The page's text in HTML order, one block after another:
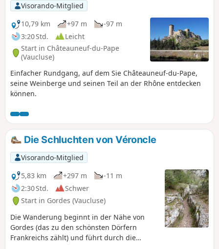
Visorando-Mitglied
10,79 km
+97 m
-97 m
3:20 Std.
Leicht
Start in Châteauneuf-du-Pape
(Vaucluse)
Einfacher Rundgang, auf dem Sie Châteauneuf-du-Pape,
seine Weinberge und seinen Teil an der Rhône entdecken
können.
Die Schluchten von Véroncle
Visorando-Mitglied
5,83 km
+297 m
-11 m
2:30 Std.
Schwer
Start in Gordes (Vaucluse)
Die Wanderung beginnt in der Nähe von
Gordes (das zu den schönsten Dörfern
Frankreichs zählt) und führt durch die